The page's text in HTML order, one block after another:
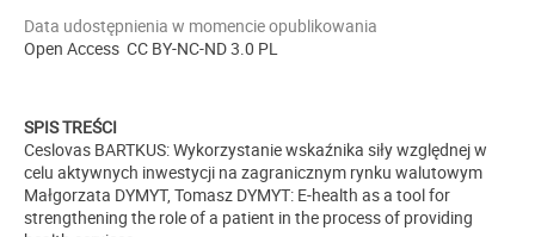
Data udostępnienia w momencie opublikowania
Open Access CC BY-NC-ND 3.0 PL
SPIS TREŚCI
Ceslovas BARTKUS: Wykorzystanie wskaźnika siły względnej w
celu aktywnych inwestycji na zagranicznym rynku walutowym
Małgorzata DYMYT, Tomasz DYMYT: E-health as a tool for
strengthening the role of a patient in the process of providing